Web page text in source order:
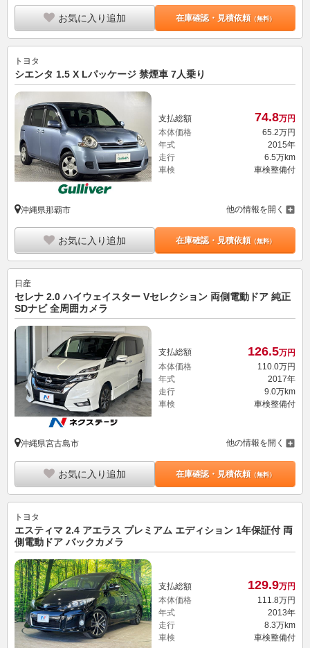
お気に入り追加 在庫確認・見積依頼（無料）
トヨタ
シエンタ 1.5 X Lパッケージ 禁煙車 7人乗り
支払総額 74.8万円
本体価格
65.2万円
年式
2015年
走行
6.5万km
車検
車検整備付
沖縄県那覇市 他の情報を開く
お気に入り追加 在庫確認・見積依頼（無料）
日産
セレナ 2.0 ハイウェイスター Vセレクション 両側電動ドア 純正
SDナビ 全周囲カメラ
支払総額 126.5万円
本体価格
110. 0万円
年式
2017年
走行
9.0万km
車検
車検整備付
沖縄県宮古島市 他の情報を開く
お気に入り追加 在庫確認・見積依頼（無料）
トヨタ
エスティマ 2.4 アエラス プレミアム エディション 1年保証付 両
側電動ドア バックカメラ
支払総額 129.9万円
本体価格
111.8万円
年式
2013年
走行
8.3万km
車検
車検整備付